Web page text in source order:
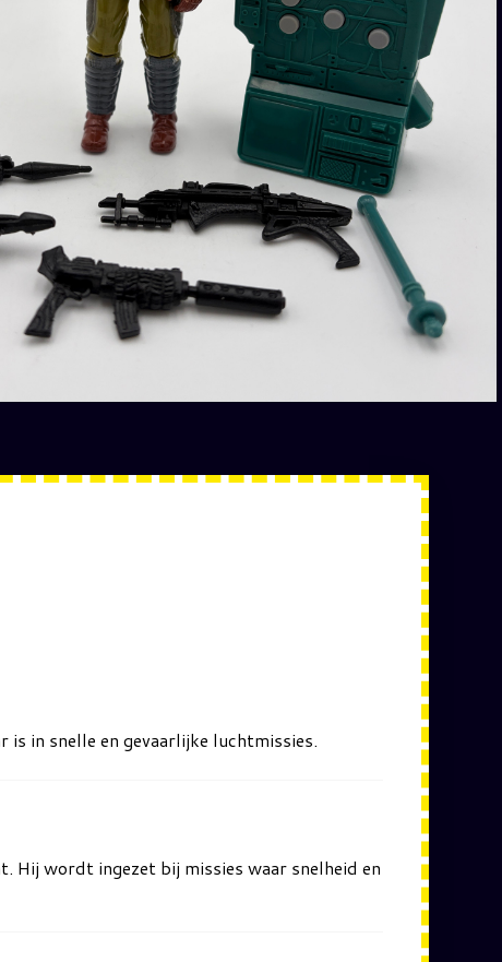
in snelle en gevaarlijke luchtmissies.
Hij wordt ingezet bij missies waar snelheid en